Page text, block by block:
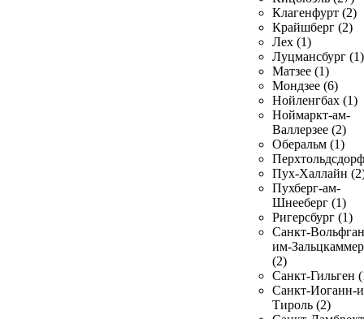
Клагенфурт (2)
Крайшберг (2)
Лех (1)
Луцмансбург (1)
Матзее (1)
Мондзее (6)
Нойленгбах (1)
Ноймаркт-ам-
Валлерзее (2)
Оберальм (1)
Пух-Халлайн
Пухберг-ам-
Шнееберг (1)
Ригерсбург (1)
Санкт-
им-
(2)
Санкт-Гильген
Санкт-Иоганн-
Тироль (2)